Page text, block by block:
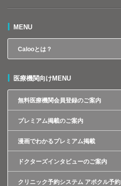
MENU
Calooとは？
医療機関向けMENU
無料医療機関会員登録のご案内
プレミアム掲載のご案内
漫画でわかるプレミアム掲載
ドクターズインタビューのご案内
クリニック予約システム アポクル予約